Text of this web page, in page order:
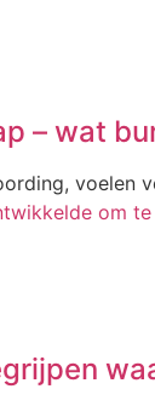
– wat
voelen